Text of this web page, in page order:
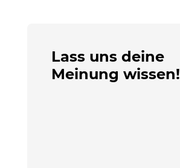
Lass uns deine
Meinung wissen!